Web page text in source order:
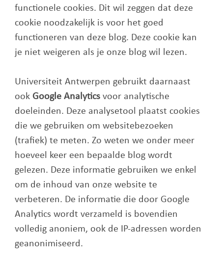
functionele cookies. Dit wil zeggen dat deze
cookie noodzakelijk is voor het goed
functioneren van deze blog. Deze cookie kan
je niet weigeren als je onze blog wil lezen.
Universiteit Antwerpen gebruikt daarnaast
ook Google Analytics voor analytische
doeleinden. Deze analysetool plaatst cookies
die we gebruiken om websitebezoeken
(trafiek) te meten. Zo weten we onder meer
hoeveel keer een bepaalde blog wordt
gelezen. Deze informatie gebruiken we enkel
om de inhoud van onze website te
verbeteren. De informatie die door Google
Analytics wordt verzameld is bovendien
volledig anoniem, ook de IP-adressen worden
geanonimiseerd.